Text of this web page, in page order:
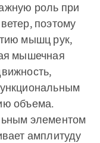
роль при
поэтому
мышц рук,
мышечная
объема.
элементом
амплитуду